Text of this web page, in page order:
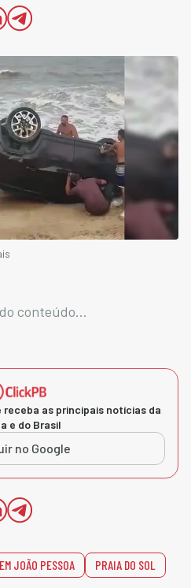
conteúdo...
receba as principais notícias da
e do Brasil
no Google
EM JOÃO PESSOA PRAIA DO SOL